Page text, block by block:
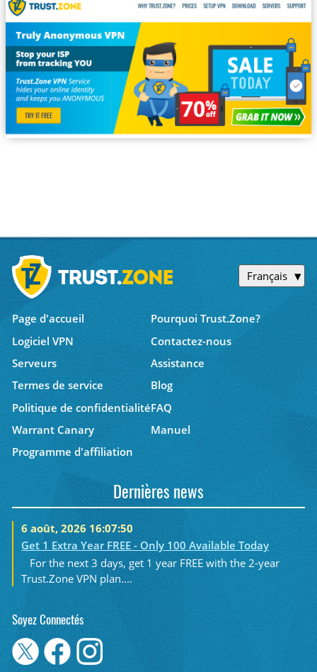
Français
Page d'accueil
Pourquoi Trust.Zone?
Logiciel VPN
Contactez-nous
Serveurs
Assistance
Termes de service
Blog
Politique de confidentialitéFAQ
Warrant Canary
Manuel
Programme d'affiliation
Dernières news
6 août, 2026 16:07:50
Get 1 Extra Year FREE - Only 100 Available Today
For the next 3 days, get 1 year FREE with the 2-year
Trust.Zone VPN plan....
Soyez Connectés